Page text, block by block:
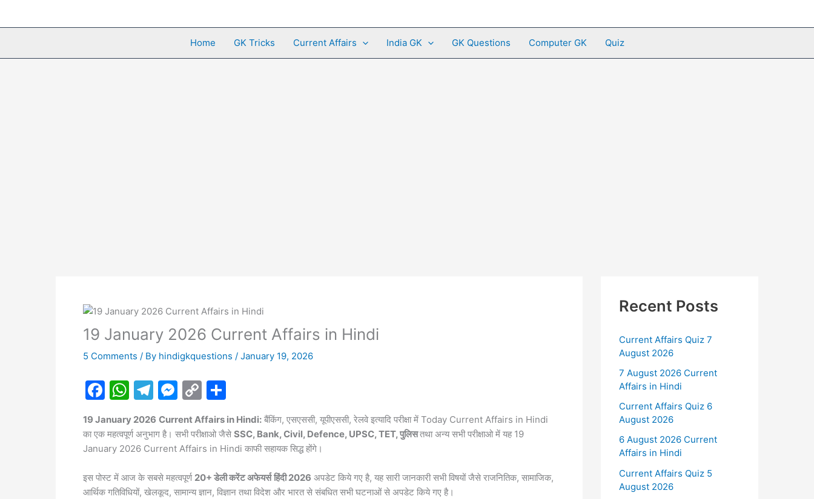
Home GK Tricks Current Affairs India GK GK Questions Computer GK Quiz
19 January 2026 Current Affairs in Hindi
5 Comments / By hindigkquestions / January 19, 2026
F
c
e
b
o
W
at
s
A
p
T
e
gr
a
m
M
s
s
n
C
o
p
y
Li
n
h
ar
e
19 January 2026 Current Affairs in Hindi: बैंकिंग, एसएससी, यूपीएससी, रेलवे इत्यादि परीक्षा में Today Current Affairs in Hindi
का एक महत्वपूर्ण अनुभाग है। सभी परीक्षाओ जैसे SSC, Bank, Civil, Defence, UPSC, TET, पुलिसतथा अन्य सभी परीक्षाओ में यह 19
January 2026 Current Affairs in Hindi काफी सहायक सिद्ध होंगे।
इस पोस्ट में आज के सबसे महत्वपूर्ण 20+ डेली करेंट अफेयर्स हिंदी 2026 अपडेट किये गए है, यह सारी जानकारी सभी विषयों जैसे राजनितिक, सामाजिक,
आर्थिक गतिविधियों, खेलकूद, सामान्य ज्ञान, विज्ञान तथा विदेश और भारत से संबधित सभी घटनाओं से अपडेट किये गए है।
Recent Posts
Current Affairs Quiz 7
August 2026
7 August 2026 Current
Affairs in Hindi
Current Affairs Quiz 6
August 2026
6 August 2026 Current
Affairs in Hindi
Current Affairs Quiz 5
August 2026